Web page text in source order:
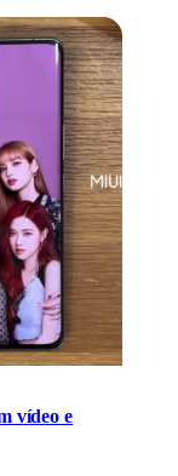
vídeo e